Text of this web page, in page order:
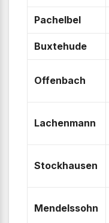
Pachelbel
Buxtehude
Offenbach
Lachenmann
Stockhausen
Mendelssohn